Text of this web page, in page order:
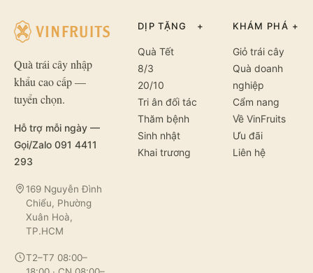
Quà trái cây nhập
khẩu cao cấp —
tuyển chọn.
Hỗ trợ mỗi ngày —
Gọi/Zalo 091 4411
293
169 Nguyễn Đình
Chiểu, Phường
Xuân Hoà,
TP.HCM
T2–T7 08:00–
DỊP TẶNG +
Quà Tết
8/3
20/10
Tri ân đối tác
Thăm bệnh
Sinh nhật
Khai trương
KHÁM PHÁ +
Giỏ trái cây
Quà doanh
nghiệp
Cẩm nang
Về VinFruits
Ưu đãi
Liên hệ